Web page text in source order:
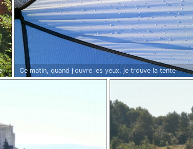
Ce matin, quand j'ouvre les yeux, je trouve la tente
magnifique! Je me crois sur un voilier en plein pacifique,